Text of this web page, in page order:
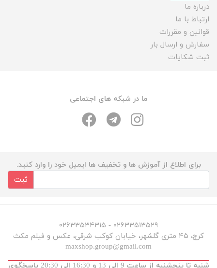
درباره ما
ارتباط با ما
قوانین و مقررات
سفارش و ارسال بار
ثبت شکایات
ما در شبکه های اجتماعی
برای اطلاع از آموزش ها و تخفیف ها ایمیل خود را وارد کنید.
ثبت
۰۲۶۳۳۵۱۳۵۲۹ - ۰۲۶۳۳۵۳۴۳۱۵
کرج، ۴۵ متری گلشهر، خیابان کوکب شرقی، عکس و فیلم مکث
maxshop.group@gmail.com
شنبه تا پنجشنبه از ساعت 9 الی 13 و 16:30 الی 20:30 پاسخگوی